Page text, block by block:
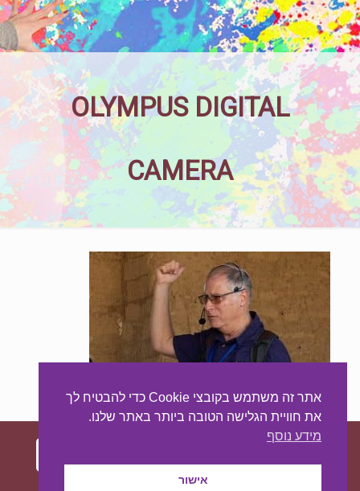
OLYMPUS DIGITAL
CAMERA
עיצוב ובניית האתר:מאסטר סייט - יצירת נוכחות
אתר זה משתמש בקובצי Cookie כדי להבטיח לך
את חוויית הגלישה הטובה ביותר באתר שלנו.
מידע נוסף
אישור